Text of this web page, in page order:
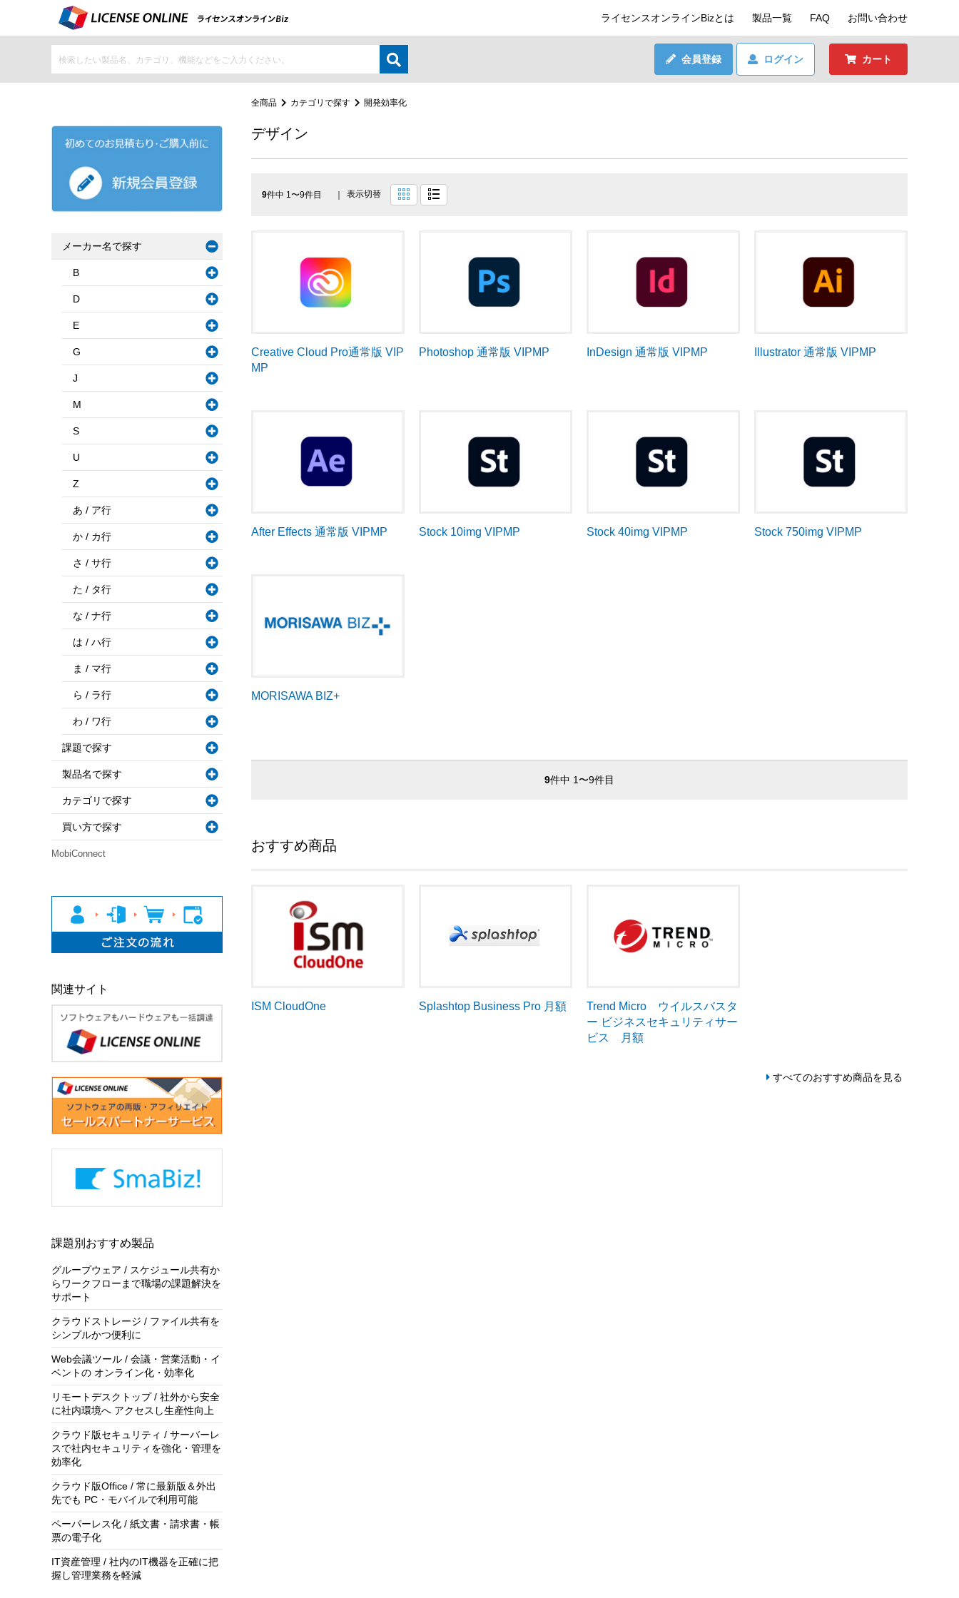
ライセンスオンラインBizとは 製品一覧 FAQ お問い合わせ
会員登録 ログイン カート
全商品 カテゴリで探す 開発効率化
デザイン
9件中 1〜9件目 表示切替
Creative Cloud Pro通常版 VIP
MP
Photoshop 通常版 VIPMP InDesign 通常版 VIPMP Illustrator 通常版 VIPMP
After Effects 通常版 VIPMP Stock 10img VIPMP Stock 40img VIPMP Stock 750img VIPMP
MORISAWA BIZ+
9件中 1〜9件目
おすすめ商品
ISM CloudOne Splashtop Business Pro 月額
Trend Micro ウイルスバスタ
ー ビジネスセキュリティサー
ビス 月額
すべてのおすすめ商品を見る
メーカー名で探す
B
D
E
G
J
M
S
U
Z
あ / ア行
か / カ行
さ / サ行
た / タ行
な / ナ行
は / ハ行
ま / マ行
ら / ラ行
わ / ワ行
課題で探す
製品名で探す
カテゴリで探す
買い方で探す
MobiConnect
関連サイト
課題別おすすめ製品
グループウェア / スケジュール共有か
らワークフローまで職場の課題解決を
サポート
クラウドストレージ / ファイル共有を
シンプルかつ便利に
Web会議ツール / 会議・営業活動・イ
ベントの オンライン化・効率化
リモートデスクトップ / 社外から安全
に社内環境へ アクセスし生産性向上
クラウド版セキュリティ / サーバーレ
スで社内セキュリティを強化・管理を
効率化
クラウド版Office / 常に最新版＆外出
先でも PC・モバイルで利用可能
ペーパーレス化 / 紙文書・請求書・帳
票の電子化
IT資産管理 / 社内のIT機器を正確に把
握し管理業務を軽減